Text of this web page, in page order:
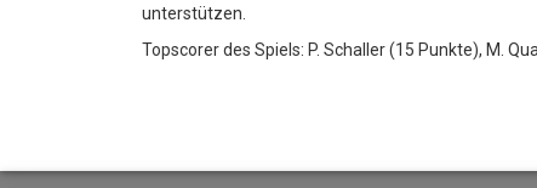
unterstützen.
Topscorer des Spiels: P. Schaller (15 Punkte), M.